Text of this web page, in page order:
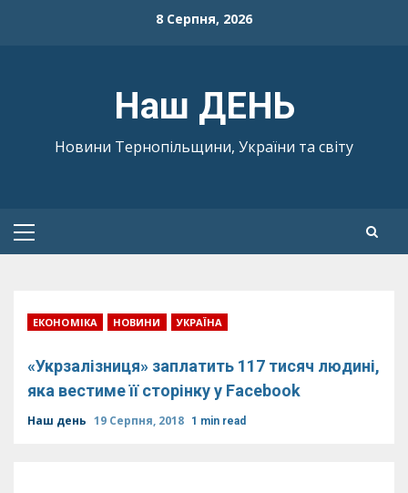
8 Серпня, 2026
Наш ДЕНЬ
Новини Тернопільщини, України та світу
Primary
ЕКОНОМІКА НОВИНИ УКРАЇНА
«Укрзалізниця» заплатить 117 тисяч людині,
яка вестиме її сторінку у Facebook
Наш день 19 Серпня, 2018 1 min read